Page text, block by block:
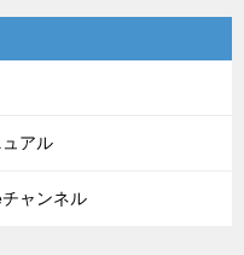
アル
ャンネル